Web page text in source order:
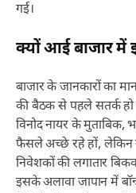
गई।
क्यों आई बाजार में
बाजार के जानकारों का
की बैठक से पहले सतर्क हो
विनोद नायर के
फैसले अच्छे रहे हों, लेकिन
निवेशकों की लगातार
इसके अलावा जापान में